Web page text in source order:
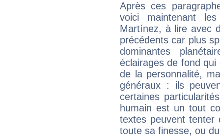
Après ces
voici maintenant
Martínez, à lire avec
précédents car plus
dominantes
éclairages de fond
de la personnalité,
généraux : ils
certaines
humain est un tout
textes peuvent tenter
toute sa finesse, ou